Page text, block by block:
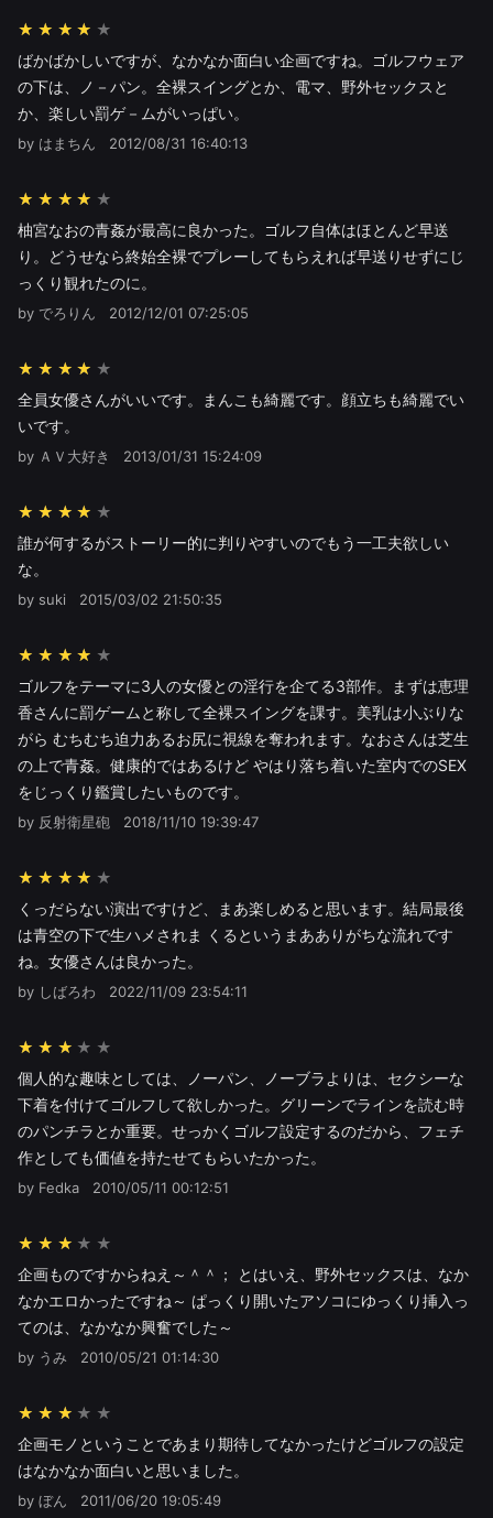
★★★★
ばかばかしいですが、なかなか面白い企画ですね。ゴルフウェア
の下は、ノ－パン。全裸スイングとか、電マ、野外セックスと
か、楽しい罰ゲ－ムがいっぱい。
by はまちん 2012/08/31 16:40:13
★★★★
柚宮なおの青姦が最高に良かった。ゴルフ自体はほとんど早送
り。どうせなら終始全裸でプレーしてもらえれば早送りせずにじ
っくり観れたのに。
by でろりん 2012/12/01 07:25:05
★★★★
全員女優さんがいいです。まんこも綺麗です。顔立ちも綺麗でい
いです。
by ＡＶ大好き 2013/01/31 15:24:09
★★★★
誰が何するがストーリー的に判りやすいのでもう一工夫欲しい
な。
by suki 2015/03/02 21:50:35
★★★★
ゴルフをテーマに3人の女優との淫行を企てる3部作。まずは恵理
香さんに罰ゲームと称して全裸スイングを課す。美乳は小ぶりな
がら むちむち迫力あるお尻に視線を奪われます。なおさんは芝生
の上で青姦。健康的ではあるけど やはり落ち着いた室内でのSEX
をじっくり鑑賞したいものです。
by 反射衛星砲 2018/11/10 19:39:47
★★★★
くっだらない演出ですけど、まあ楽しめると思います。結局最後
は青空の下で生ハメされま くるというまあありがちな流れです
ね。女優さんは良かった。
by しばろわ 2022/11/09 23:54:11
★★★
個人的な趣味としては、ノーパン、ノーブラよりは、セクシーな
下着を付けてゴルフして欲しかった。グリーンでラインを読む時
のパンチラとか重要。せっかくゴルフ設定するのだから、フェチ
作としても価値を持たせてもらいたかった。
by Fedka 2010/05/11 00:12:51
★★★
企画ものですからねえ～＾＾； とはいえ、野外セックスは、なか
なかエロかったですね～ ぱっくり開いたアソコにゆっくり挿入っ
てのは、なかなか興奮でした～
by うみ 2010/05/21 01:14:30
★★★
企画モノということであまり期待してなかったけどゴルフの設定
はなかなか面白いと思いました。
by ぼん 2011/06/20 19:05:49